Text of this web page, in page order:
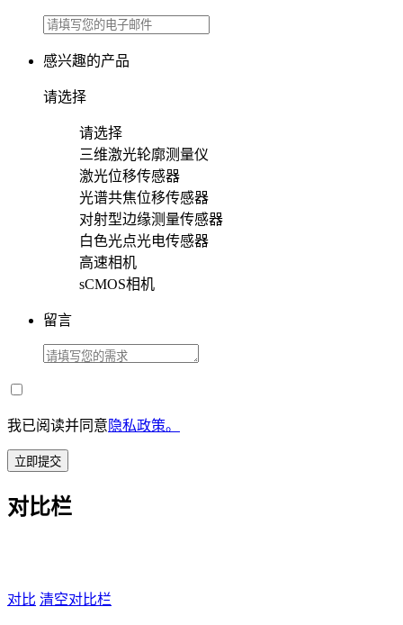
感兴趣的产品
请选择
请选择
三维激光轮廓测量仪
激光位移传感器
光谱共焦位移传感器
对射型边缘测量传感器
白色光点光电传感器
高速相机
sCMOS相机
留言
我已阅读并同意 隐私政策。
立即提交
对比栏
对比 清空对比栏